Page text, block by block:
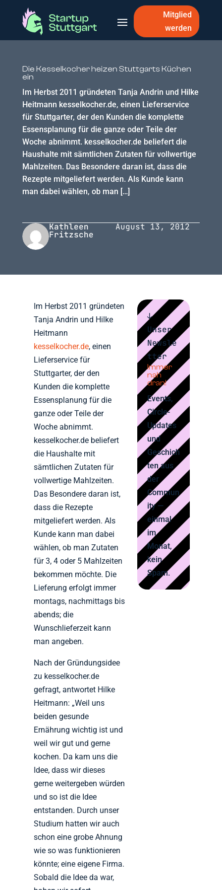
Mitglied
werden
Die Kesselkocher heizen Stuttgarts Küchen
ein
Im Herbst 2011 gründeten Tanja Andrin und Hilke
Heitmann kesselkocher.de, einen Lieferservice
für Stuttgarter, der den Kunden die komplette
Essensplanung für die ganze oder Teile der
Woche abnimmt. kesselkocher.de beliefert die
Haushalte mit sämtlichen Zutaten für vollwertige
Mahlzeiten. Das Besondere daran ist, dass die
Rezepte mitgeliefert werden. Als Kunde kann
man dabei wählen, ob man […]
Kathleen
Fritzsche
August 13, 2012
Im Herbst 2011 gründeten
Tanja Andrin und Hilke
Heitmann
kesselkocher.de, einen
Lieferservice für
Stuttgarter, der den
Kunden die komplette
Essensplanung für die
ganze oder Teile der
Woche abnimmt.
kesselkocher.de beliefert
die Haushalte mit
sämtlichen Zutaten für
vollwertige Mahlzeiten.
Das Besondere daran ist,
dass die Rezepte
mitgeliefert werden. Als
Kunde kann man dabei
wählen, ob man Zutaten
für 3, 4 oder 5 Mahlzeiten
bekommen möchte. Die
Lieferung erfolgt immer
montags, nachmittags bis
abends; die
Wunschlieferzeit kann
man angeben.
Nach der Gründungsidee
zu kesselkocher.de
gefragt, antwortet Hilke
Heitmann: „Weil uns
beiden gesunde
Ernährung wichtig ist und
weil wir gut und gerne
kochen. Da kam uns die
Idee, dass wir dieses
gerne weitergeben würden
und so ist die Idee
entstanden. Durch unser
Studium hatten wir auch
schon eine grobe Ahnung
wie so was funktionieren
könnte; eine eigene Firma.
Sobald die Idee da war,
↓
Unser
Newsle
tter
Immer
nah
dran!
Events,
Circle-
Updates
und
Geschich
ten aus
der
Commun
ity —
einmal
im
Monat,
kein
Spam.